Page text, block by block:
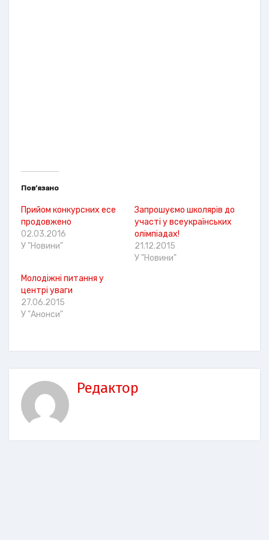
Пов’язано
Прийом конкурсних есе
продовжено
02.03.2016
У "Новини"
Запрошуємо школярів до
участі у всеукраїнських
олімпіадах!
21.12.2015
У "Новини"
Молодіжні питання у
центрі уваги
27.06.2015
У "Анонси"
Редактор